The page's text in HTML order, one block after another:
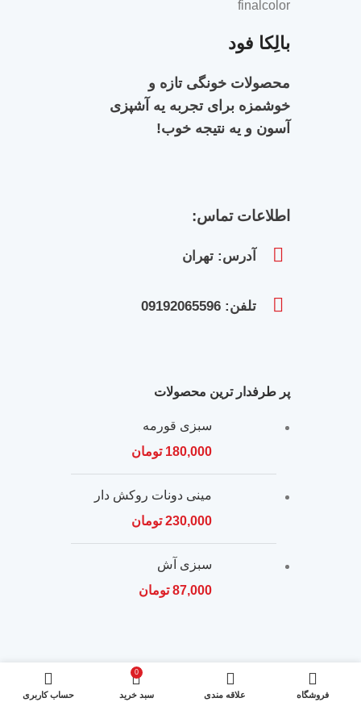
بالِکا فود
محصولات خونگی تازه و
خوشمزه برای تجربه‌ یه آشپزی
آسون و یه نتیجه خوب!
اطلاعات تماس:
آدرس: تهران
تلفن: 09192065596
پر طرفدار ترین محصولات
سبزی قورمه
180,000 تومان
مینی دونات روکش دار
230,000 تومان
سبزی آش
87,000 تومان
محصولات ما فروشگاه علاقه مندی
0
سبد خرید حساب کاربری